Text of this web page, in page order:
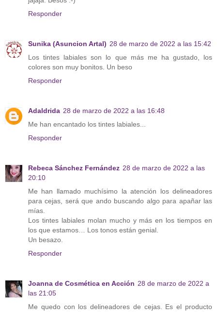
Responder
Sunika (Asuncion Artal) 28 de marzo de 2022 a las 15:42
Los tintes labiales son lo que más me ha gustado, los
colores son muy bonitos. Un beso
Responder
Adaldrida 28 de marzo de 2022 a las 16:48
Me han encantado los tintes labiales...
Responder
Rebeca Sánchez Fernández 28 de marzo de 2022 a las
20:10
Me han llamado muchísimo la atención los delineadores
para cejas, será que ando buscando algo para apañar las
mías.
Los tintes labiales molan mucho y más en los tiempos en
los que estamos… Los tonos están genial.
Un besazo.
Responder
Joanna de Cosmética en Acción 28 de marzo de 2022 a
las 21:05
Me quedo con los delineadores de cejas. Es el producto